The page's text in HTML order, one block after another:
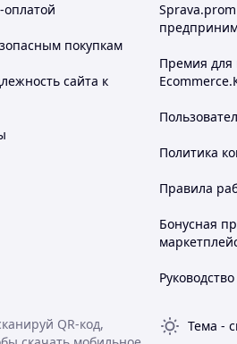
оплатой
покупкам
сайта к
Премия для
Политика
Правила
Бонусная
QR-код,
Тема -